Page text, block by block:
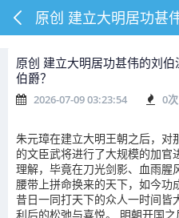
原创 建立大明居功甚伟的刘
伯爵？
2026-07-09 03:23:54 0次
朱元璋在建立大明王朝之后，对
的文臣武将进行了大规模的加
理解，毕竟在刀光剑影、血雨腥
腰带上拼命换来的天下，如今功
昔日一同打天下的众人一时间皆
利后的松弛与喜悦。 明朝开国之